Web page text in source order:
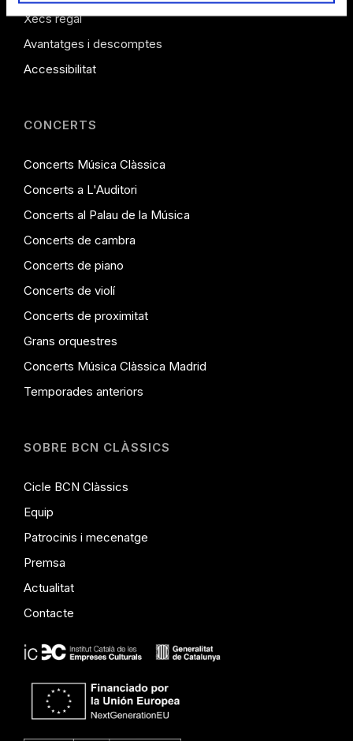
Xecs regal
Avantatges i descomptes
Accessibilitat
CONCERTS
Concerts Música Clàssica
Concerts a L'Auditori
Concerts al Palau de la Música
Concerts de cambra
Concerts de piano
Concerts de violí
Concerts de proximitat
Grans orquestres
Concerts Música Clàssica Madrid
Temporades anteriors
SOBRE BCN CLÀSSICS
Cicle BCN Clàssics
Equip
Patrocinis i mecenatge
Premsa
Actualitat
Contacte